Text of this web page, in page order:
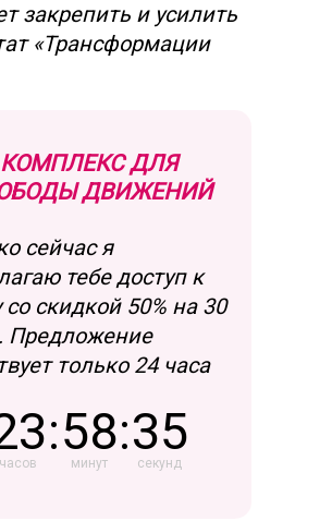
закрепить и усилить
«Трансформации
КОМПЛЕКС ДЛЯ
ДВИЖЕНИЙ
сейчас я
тебе доступ к
со скидкой 50% на 30
Предложение
только 24 часа
часов
:58
минут
:35
секунд